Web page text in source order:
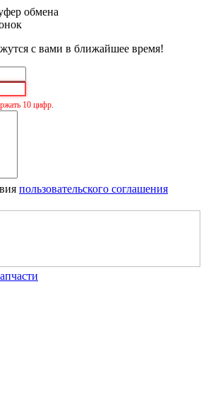
обмена
с вами в ближайшее время!
10 цифр.
пользовательского соглашения